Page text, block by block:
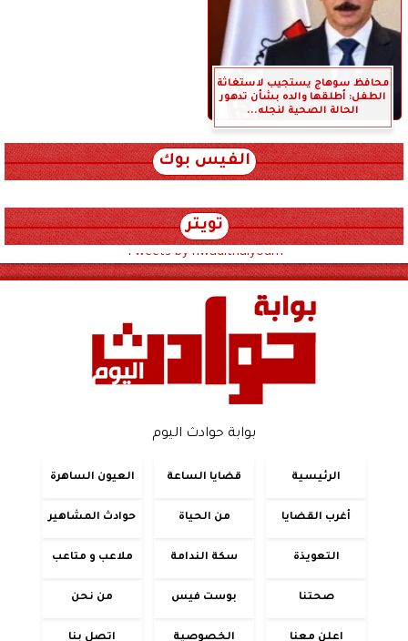
محافظ سوهاج يستجيب لاستغاثة
الطفل: أطلقها والده بشأن تدهور
الحالة الصحية لنجله...
الفيس بوك
تويتر
Tweets by hwadithalyoum
بوابة حوادث اليوم
الرئيسية قضايا الساعة العيون الساهرة
أغرب القضايا من الحياة حوادث المشاهير
التعويذة سكة الندامة ملاعب و متاعب
صحتنا بوست فيس من نحن
اعلن معنا الخصوصية اتصل بنا